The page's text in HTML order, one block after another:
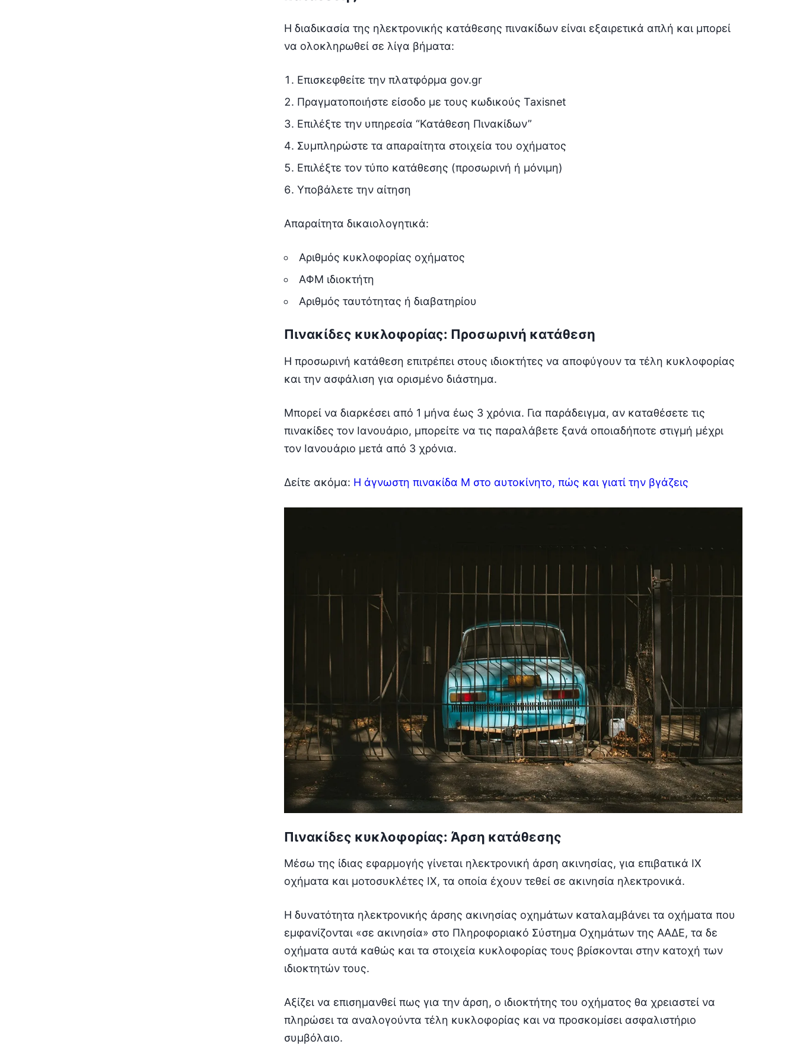
Η διαδικασία της ηλεκτρονικής κατάθεσης πινακίδων είναι εξαιρετικά απλή και μπορεί
να ολοκληρωθεί σε λίγα βήματα:
Επισκεφθείτε την πλατφόρμα gov.gr
Πραγματοποιήστε είσοδο με τους κωδικούς Taxisnet
Επιλέξτε την υπηρεσία “Κατάθεση Πινακίδων”
Συμπληρώστε τα απαραίτητα στοιχεία του οχήματος
Επιλέξτε τον τύπο κατάθεσης (προσωρινή ή μόνιμη)
Υποβάλετε την αίτηση
Απαραίτητα δικαιολογητικά:
Αριθμός κυκλοφορίας οχήματος
ΑΦΜ ιδιοκτήτη
Αριθμός ταυτότητας ή διαβατηρίου
Πινακίδες κυκλοφορίας: Προσωρινή κατάθεση
Η προσωρινή κατάθεση επιτρέπει στους ιδιοκτήτες να αποφύγουν τα τέλη κυκλοφορίας
και την ασφάλιση για ορισμένο διάστημα.
Μπορεί να διαρκέσει από 1 μήνα έως 3 χρόνια. Για παράδειγμα, αν καταθέσετε τις
πινακίδες τον Ιανουάριο, μπορείτε να τις παραλάβετε ξανά οποιαδήποτε στιγμή μέχρι
τον Ιανουάριο μετά από 3 χρόνια.
Δείτε ακόμα: Η άγνωστη πινακίδα Μ στο αυτοκίνητο, πώς και γιατί την βγάζεις
Πινακίδες κυκλοφορίας: Άρση κατάθεσης
Μέσω της ίδιας εφαρμογής γίνεται ηλεκτρονική άρση ακινησίας, για επιβατικά ΙΧ
οχήματα και μοτοσυκλέτες ΙΧ, τα οποία έχουν τεθεί σε ακινησία ηλεκτρονικά.
Η δυνατότητα ηλεκτρονικής άρσης ακινησίας οχημάτων καταλαμβάνει τα οχήματα που
εμφανίζονται «σε ακινησία» στο Πληροφοριακό Σύστημα Οχημάτων της ΑΑΔΕ, τα δε
οχήματα αυτά καθώς και τα στοιχεία κυκλοφορίας τους βρίσκονται στην κατοχή των
ιδιοκτητών τους.
Αξίζει να επισημανθεί πως για την άρση, ο ιδιοκτήτης του οχήματος θα χρειαστεί να
πληρώσει τα αναλογούντα τέλη κυκλοφορίας και να προσκομίσει ασφαλιστήριο
συμβόλαιο.